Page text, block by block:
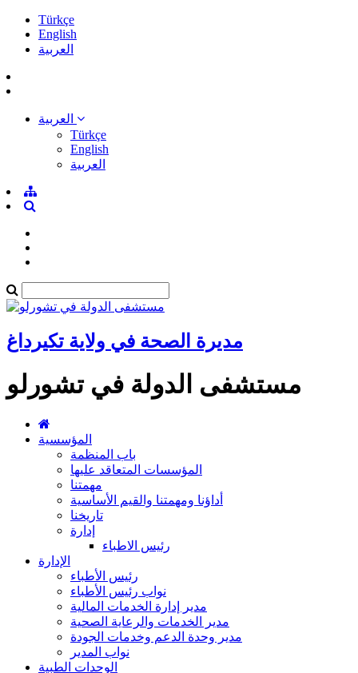
Türkçe
English
العربية
Türkçe
English
العربية
مديرة الصحة في ولاية تكيرداغ
مستشفى الدولة في تشورلو
المؤسسية
باب المنظمة
المؤسسات المتعاقد عليها
مهمتنا
أداؤنا ومهمتنا والقيم الأساسية
تاريخنا
إدارة
رئيس الاطباء
الإدارة
رئيس الأطباء
نواب رئيس الأطباء
مدير إدارة الخدمات المالية
مدير الخدمات والرعاية الصحية
مدير وحدة الدعم وخدمات الجودة
نواب المدير
الوحدات الطبية